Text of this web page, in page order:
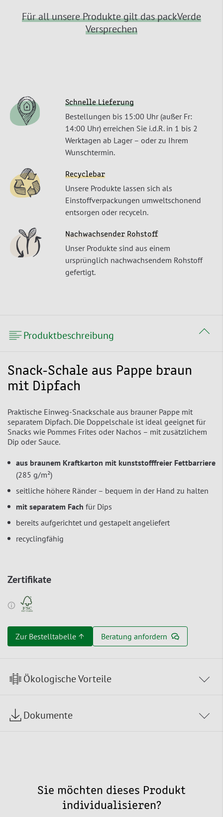
Für all unsere Produkte gilt das packVerde
Versprechen
Schnelle Lieferung
Bestellungen bis 15:00 Uhr (außer Fr:
14:00 Uhr) erreichen Sie i.d.R. in 1 bis 2
Werktagen ab Lager – oder zu Ihrem
Wunschtermin.
Recyclebar
Unsere Produkte lassen sich als
Einstoffverpackungen umweltschonend
entsorgen oder recyceln.
Nachwachsender Rohstoff
Unser Produkte sind aus einem
ursprünglich nachwachsendem Rohstoff
gefertigt.
Produktbeschreibung
Snack-Schale aus Pappe braun
mit Dipfach
Praktische Einweg-Snackschale aus brauner Pappe mit
separatem Dipfach. Die Doppelschale ist ideal geeignet für
Snacks wie Pommes Frites oder Nachos – mit zusätzlichem
Dip oder Sauce.
aus braunem Kraftkarton mit kunststofffreier Fettbarriere
(285 g/m²)
seitliche höhere Ränder – bequem in der Hand zu halten
mit separatem Fach für Dips
bereits aufgerichtet und gestapelt angeliefert
recyclingfähig
Zertifikate
Zur Bestelltabelle ↑ Beratung anfordern
Ökologische Vorteile
Dokumente
Sie möchten dieses Produkt
individualisieren?